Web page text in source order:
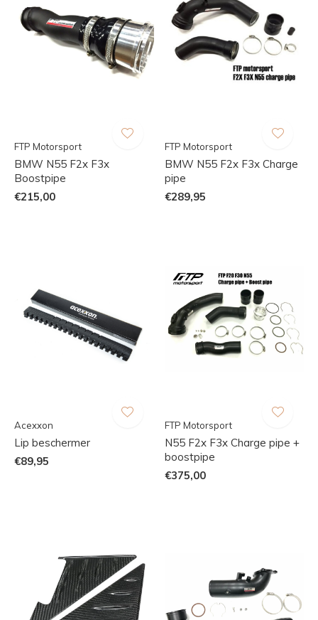
FTP Motorsport
BMW N55 F2x F3x
Boostpipe
€215,00
FTP Motorsport
BMW N55 F2x F3x Charge
pipe
€289,95
Acexxon
Lip beschermer
€89,95
FTP Motorsport
N55 F2x F3x Charge pipe +
boostpipe
€375,00